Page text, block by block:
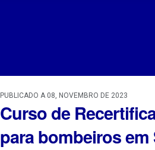
PUBLICADO A 08, NOVEMBRO DE 2023
Curso de
para bombeiros em